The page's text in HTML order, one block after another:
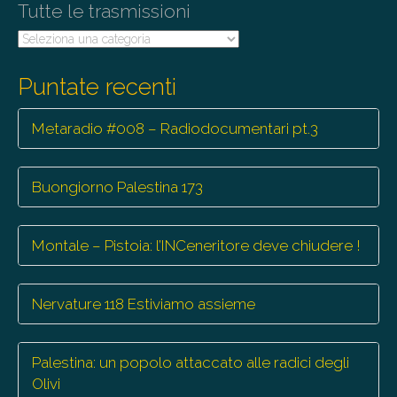
n
Tutte le trasmissioni
Tutte
Puntate recenti
Metaradio #008 – Radiodocumentari pt.3
Buongiorno Palestina 173
Montale – Pistoia: l’INCeneritore deve chiudere !
Nervature 118 Estiviamo assieme
Palestina: un popolo attaccato alle radici degli
Olivi